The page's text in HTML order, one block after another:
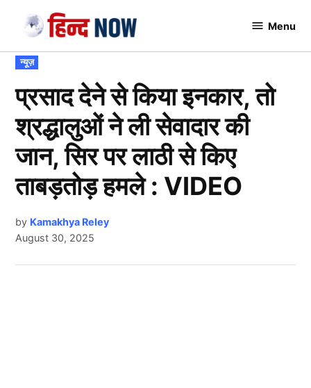
content
Menu
POSTED
IN
न्यूज़
प्रसाद देने से किया इनकार, तो
श्रद्धालुओं ने ली सेवादार की
जान, सिर पर लाठी से किए
ताबड़तोड़ हमले : VIDEO
by Kamakhya Reley
August 30, 2025